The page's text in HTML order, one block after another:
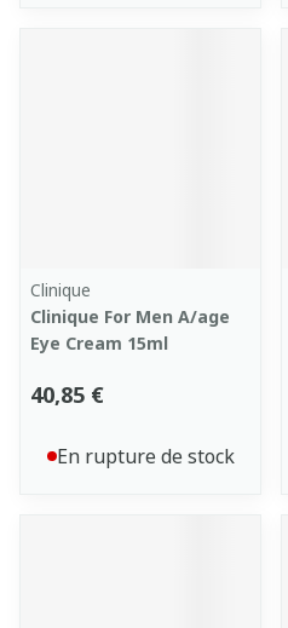
Clinique
Clinique For Men A/age
Eye Cream 15ml
40,85 €
En rupture de stock